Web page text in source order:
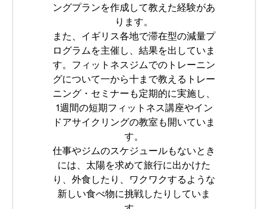
ングプランを作成して教えた経験があ
ります。
また、イギリス各地で滞在型の減量プ
ログラムを主催し、結果を出していま
す。フィットネスジムでのトレーニン
グについて一から十まで教えるトレー
ニング・セミナーも定期的に実施し、
1週間の短期フィットネス講座やイン
ドアサイクリングの教室も開いていま
す。
仕事やジムのスケジュールもないとき
には、太陽を求めて旅行に出かけた
り、外食したり、ワクワクするような
新しい食べ物に挑戦したりしていま